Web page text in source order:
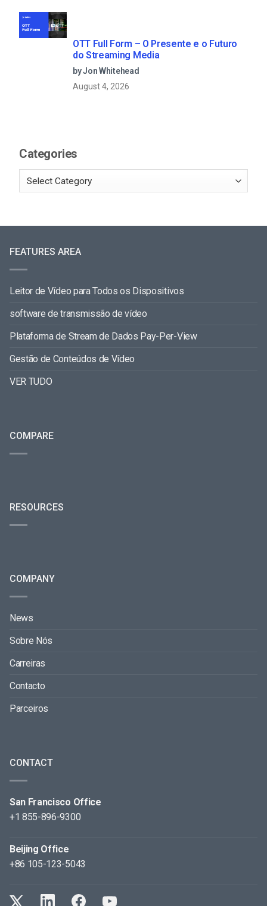
OTT Full Form – O Presente e o Futuro
do Streaming Media
by Jon Whitehead
August 4, 2026
Categories
FEATURES AREA
Leitor de Vídeo para Todos os Dispositivos
software de transmissão de vídeo
Plataforma de Stream de Dados Pay-Per-View
Gestão de Conteúdos de Vídeo
VER TUDO
COMPARE
RESOURCES
COMPANY
News
Sobre Nós
Carreiras
Contacto
Parceiros
CONTACT
San Francisco Office
+1 855-896-9300
Beijing Office
+86 105-123-5043